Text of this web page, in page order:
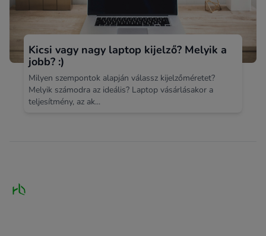
Kicsi vagy nagy laptop kijelző? Melyik a
jobb? :)
Milyen szempontok alapján válassz kijelzőméretet?
Melyik számodra az ideális? Laptop vásárlásakor a
teljesítmény, az ak...